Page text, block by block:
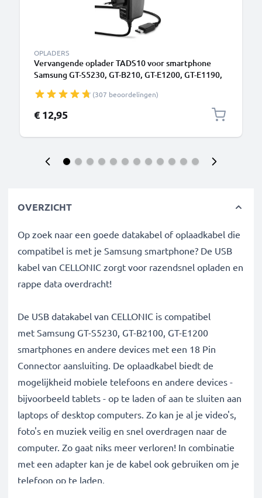
OPLADERS
Vervangende oplader TADS10 voor smartphone
Samsung GT-S5230, GT-B210, GT-E1200, GT-E1190,
charger 1A / 1000mA oplaadstation 1.1m
(307 beoordelingen)
€ 12,95
OVERZICHT
Op zoek naar een goede datakabel of oplaadkabel die
compatibel is met je Samsung smartphone? De USB
kabel van CELLONIC zorgt voor razendsnel opladen en
rappe data overdracht!
De USB datakabel van CELLONIC is compatibel
met Samsung GT-S5230, GT-B2100, GT-E1200
smartphones en andere devices met een 18 Pin
Connector aansluiting. De oplaadkabel biedt de
mogelijkheid mobiele telefoons en andere devices -
bijvoorbeeld tablets - op te laden of aan te sluiten aan
laptops of desktop computers. Zo kan je al je video's,
foto's en muziek veilig en snel overdragen naar de
computer. Zo gaat niks meer verloren! In combinatie
met een adapter kan je de kabel ook gebruiken om je
telefoon op te laden.